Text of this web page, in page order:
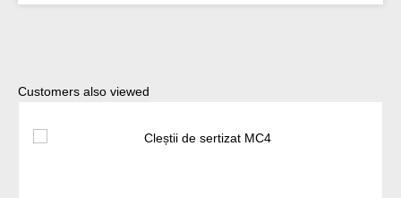
Sari peste galeria de produse
Customers also viewed